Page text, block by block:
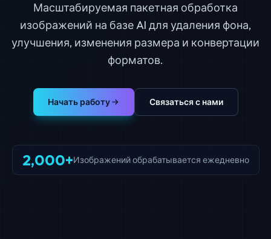
Масштабируемая пакетная обработка
изображений на базе AI для удаления фона,
улучшения, изменения размера и конвертации
форматов.
Начать работу Связаться с нами
2,000+Изображений обрабатывается ежедневно